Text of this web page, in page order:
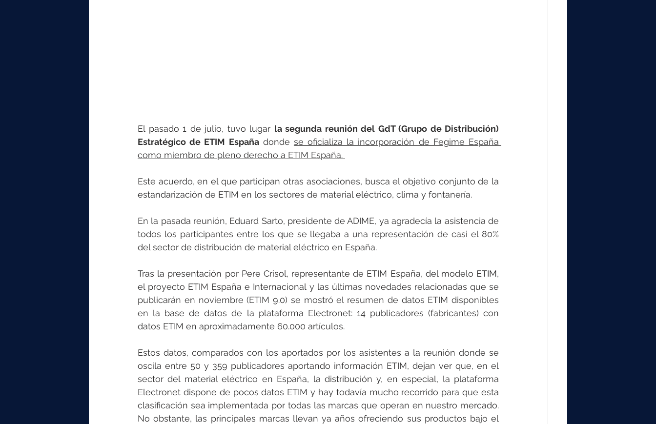
El pasado 1 de julio, tuvo lugar la segunda reunión del GdT (Grupo de Distribución)
Estratégico de ETIM España donde se oficializa la incorporación de Fegime España
como miembro de pleno derecho a ETIM España.
Este acuerdo, en el que participan otras asociaciones, busca el objetivo conjunto de la
estandarización de ETIM en los sectores de material eléctrico, clima y fontanería.
En la pasada reunión, Eduard Sarto, presidente de ADIME, ya agradecía la asistencia de
todos los participantes entre los que se llegaba a una representación de casi el 80%
del sector de distribución de material eléctrico en España.
Tras la presentación por Pere Crisol, representante de ETIM España, del modelo ETIM,
el proyecto ETIM España e Internacional y las últimas novedades relacionadas que se
publicarán en noviembre (ETIM 9.0) se mostró el resumen de datos ETIM disponibles
en la base de datos de la plataforma Electronet: 14 publicadores (fabricantes) con
datos ETIM en aproximadamente 60.000 artículos.
Estos datos, comparados con los aportados por los asistentes a la reunión donde se
oscila entre 50 y 359 publicadores aportando información ETIM, dejan ver que, en el
sector del material eléctrico en España, la distribución y, en especial, la plataforma
Electronet dispone de pocos datos ETIM y hay todavía mucho recorrido para que esta
clasificación sea implementada por todas las marcas que operan en nuestro mercado.
No obstante, las principales marcas llevan ya años ofreciendo sus productos bajo el